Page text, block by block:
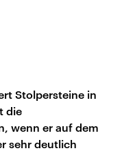
Stolpersteine in
die
wenn er auf dem
sehr deutlich